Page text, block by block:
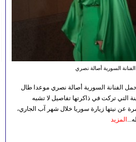
الفنانة السورية أصالة نصري
الفنانة السورية أصالة نصري موعدا طال
التي تركت في ذاكرتها تفاصيل لا تشبه
عن نيتها زيارة سوريا خلال شهر آب الجاري،
المزيد